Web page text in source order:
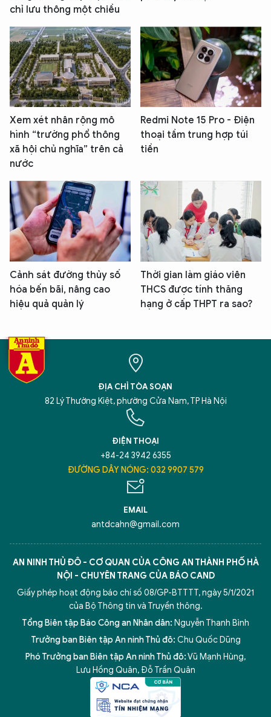
chỉ lưu thông một chiều
Xem xét nhân rộng mô
hình “trường phổ thông
xã hội chủ nghĩa” trên cả
nước
Redmi Note 15 Pro - Điện
thoại tầm trung hợp túi
tiền
Cảnh sát đường thủy số
hóa bến bãi, nâng cao
hiệu quả quản lý
Thời gian làm giáo viên
THCS được tính thăng
hạng ở cấp THPT ra sao?
ĐỊA CHỈ TÒA SOẠN
82 Lý Thường Kiệt, phường Cửa Nam, TP Hà Nội
ĐIỆN THOẠI
+84-24 3942 6355
ĐƯỜNG DÂY NÓNG: 032 9907 579
EMAIL
antdcahn@gmail.com
AN NINH THỦ ĐÔ - CƠ QUAN CỦA CÔNG AN THÀNH PHỐ HÀ
NỘI - CHUYÊN TRANG CỦA BÁO CAND
Giấy phép hoạt động báo chí số 08/GP-BTTTT, ngày 5/1/2021
của Bộ Thông tin và Truyền thông.
Tổng Biên tập Báo Công an Nhân dân: Nguyễn Thanh Bình
Trưởng ban Biên tập An ninh Thủ đô: Chu Quốc Dũng
Phó Trưởng ban Biên tập An ninh Thủ đô:Vũ Mạnh Hùng,
Lưu Hồng Quân, Đỗ Trần Quân
5 điểm nghẽn của Hà Nội giải pháp xử lý điểm nghẽn của